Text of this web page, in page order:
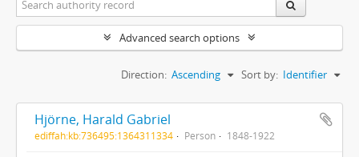
Advanced search options
Sort by: Identifier
Direction: Ascending
Hjörne, Harald Gabriel
ediffah:kb:736495:1364311334 Person 1848-1922